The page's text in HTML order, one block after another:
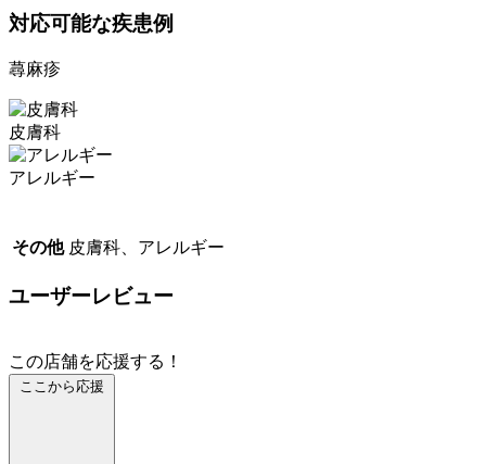
対応可能な疾患例
蕁麻疹
皮膚科
アレルギー
その他 皮膚科、アレルギー
ユーザーレビュー
この店舗を応援する！
ここから応援